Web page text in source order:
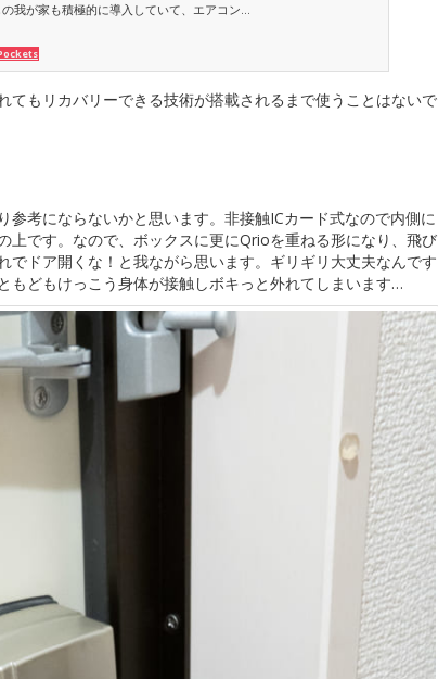
我が家も積極的に導入していて、エアコン...
てもリカバリーできる技術が搭載されるまで使うことはないで
参考にならないかと思います。非接触ICカード式なので内側に
上です。なので、ボックスに更にQrioを重ねる形になり、飛び
でドア開くな！と我ながら思います。ギリギリ大丈夫なんです
もどもけっこう身体が接触しボキっと外れてしまいます…